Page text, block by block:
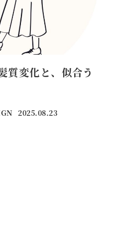
質変化と、似合う
投稿日
2025.08.23